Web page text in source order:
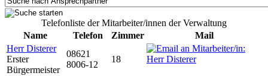
Telefonliste der Mitarbeiter/innen der Verwaltung
Name
Telefon Zimmer
Mail
Herr Disterer
Erster
Bürgermeister
08621
8006-12
18